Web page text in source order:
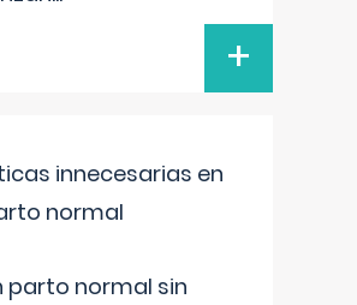
+
innecesarias en
normal
parto normal sin